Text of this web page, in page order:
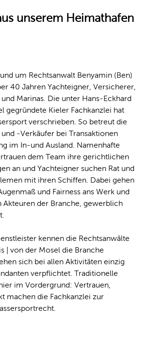
unserem Heimathafen
um Rechtsanwalt Benyamin (Ben)
40 Jahren Yachteigner, Versicherer,
Marinas. Die unter Hans-Eckhard
gegründete Kieler Fachkanzlei hat
verschrieben. So betreut die
-Verkäufer bei Transaktionen
im In-und Ausland. Namenhafte
dem Team ihre gerichtlichen
an und Yachteigner suchen Rat und
mit ihren Schiffen. Dabei gehen
und Fairness ans Werk und
Akteuren der Branche, gewerblich
kennen die Rechtsanwälte
| von der Mosel die Branche
sich bei allen Aktivitäten einzig
verpflichtet. Traditionelle
im Vordergrund: Vertrauen,
machen die Fachkanzlei zur